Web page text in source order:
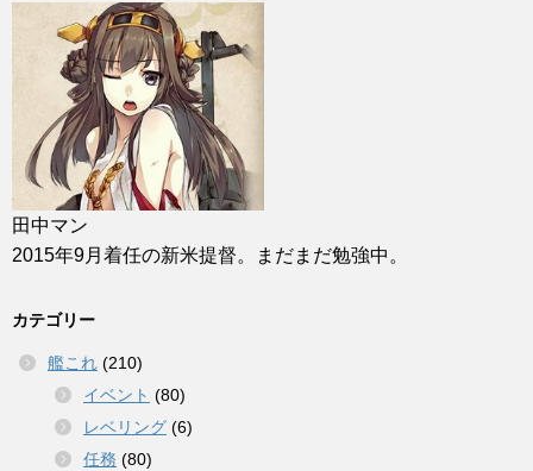
田中マン
2015年9月着任の新米提督。まだまだ勉強中。
カテゴリー
艦これ (210)
イベント (80)
レベリング (6)
任務 (80)